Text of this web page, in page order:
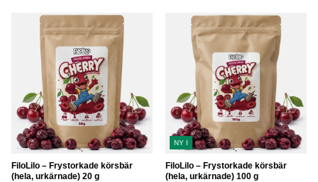
FiloLilo – Frystorkade körsbär
(hela, urkärnade) 20 g
NY I
FiloLilo – Frystorkade körsbär
(hela, urkärnade) 100 g